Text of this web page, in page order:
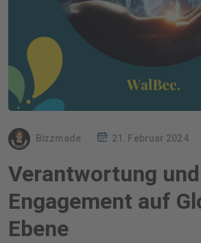
Bizzmade 21. Februar 2024
Verantwortung und
Engagement auf
Ebene